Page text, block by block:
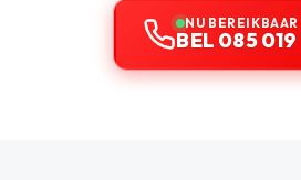
NU BEREIKBAAR
BEL 085 019